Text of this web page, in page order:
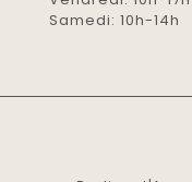
Samedi: 10h-14h